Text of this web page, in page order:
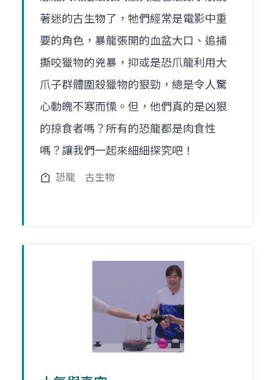
著迷的古生物了，牠們經常是電影中重
要的角色，暴龍張開的血盆大口、追捕
撕咬獵物的兇暴，抑或是恐爪龍利用大
爪子群體圍殺獵物的狠勁，總是令人驚
心動魄不寒而慄。但，他們真的是凶狠
的掠食者嗎？所有的恐龍都是肉食性
嗎？讓我們一起來細細探究吧！
恐龍 古生物